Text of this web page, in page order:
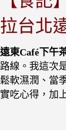
拉台北
遠東Café下午
路線。我這次
鬆軟濕潤、當
實吃心得，加